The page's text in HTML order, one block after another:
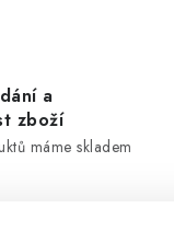
a
zboží
máme skladem